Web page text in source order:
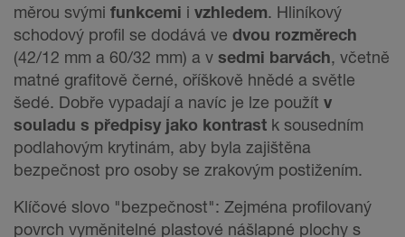
měrou svými funkcemi i vzhledem. Hliníkový
schodový profil se dodává ve dvou rozměrech
(42/12 mm a 60/32 mm) a v sedmi barvách, včetně
matné grafitově černé, oříškově hnědé a světle
šedé. Dobře vypadají a navíc je lze použít v
souladu s předpisy jako kontrast k sousedním
podlahovým krytinám, aby byla zajištěna
bezpečnost pro osoby se zrakovým postižením.
Klíčové slovo "bezpečnost": Zejména profilovaný
povrch vyměnitelné plastové nášlapné plochy s